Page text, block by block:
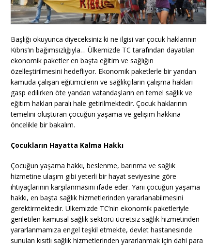
Başlığı okuyunca diyeceksiniz ki ne ilgisi var çocuk haklarının
Kıbrıs’ın bağımsızlığıyla… Ülkemizde TC tarafından dayatılan
ekonomik paketler en başta eğitim ve sağlığın
özelleştirilmesini hedefliyor. Ekonomik paketlerle bir yandan
kamuda çalışan eğitimcilerin ve sağlıkçıların çalışma hakları
gasp edilirken öte yandan vatandaşların en temel sağlık ve
eğitim hakları paralı hale getirilmektedir. Çocuk haklarının
temelini oluşturan çocuğun yaşama ve gelişim hakkına
öncelikle bir bakalım.
Çocukların Hayatta Kalma Hakkı
Çocuğun yaşama hakkı, beslenme, barınma ve sağlık
hizmetine ulaşım gibi yeterli bir hayat seviyesine göre
ihtiyaçlarının karşılanmasını ifade eder. Yani çocuğun yaşama
hakkı, en başta sağlık hizmetlerinden yararlanabilmesini
gerektirmektedir. Ülkemizde TC’nin ekonomik paketleriyle
geriletilen kamusal sağlık sektörü ücretsiz sağlık hizmetinden
yararlanmamıza engel teşkil etmekte, devlet hastanesinde
sunulan kısıtlı sağlık hizmetlerinden yararlanmak için dahi para